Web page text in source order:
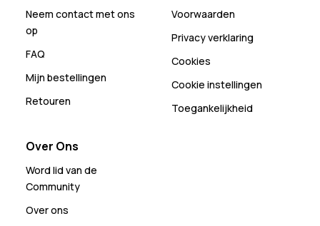
Neem contact met ons
op
FAQ
Mijn bestellingen
Retouren
Voorwaarden
Privacy verklaring
Cookies
Cookie instellingen
Toegankelijkheid
Over Ons
Word lid van de
Community
Over ons